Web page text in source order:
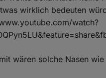
wirklich bedeuten
watch?
wären solche Nasen